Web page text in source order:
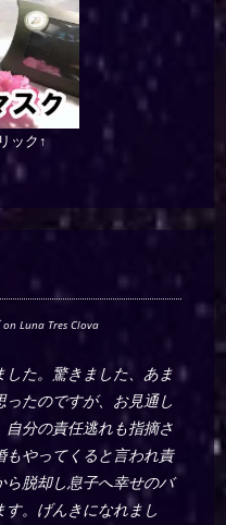
ック↑
onLuna Tres Clova
た。驚きました、あま
ったのですが、お見通し
分の責任逃れも指摘さ
やってくると言われ責
脱却し息子へ幸せのバ
す。げんきになれまし